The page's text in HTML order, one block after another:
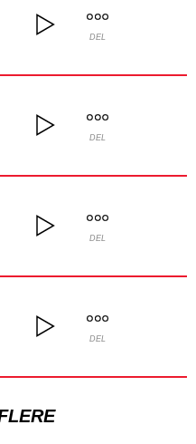
DEL
DEL
DEL
DEL